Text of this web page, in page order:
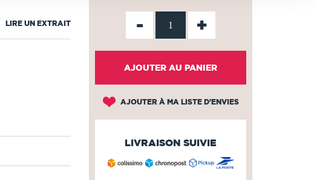
LIRE UN EXTRAIT - +
AJOUTER AU PANIER
AJOUTER À MA LISTE D'ENVIES
LIVRAISON SUIVIE